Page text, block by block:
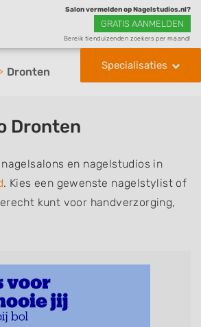
Salon vermelden op Nagelstudios.nl?
GRATIS AANMELDEN
Bereik tienduizenden zoekers per maand!
Specialisaties
Dronten
Dronten
en nagelstudios in
. Kies een gewenste nagelstylist of
kunt voor handverzorging,
soms ook voetverzorging. De
Gelnagels, Nailart,
3D Nailart, Bruidsnagels en
de zoekresultaten filteren met